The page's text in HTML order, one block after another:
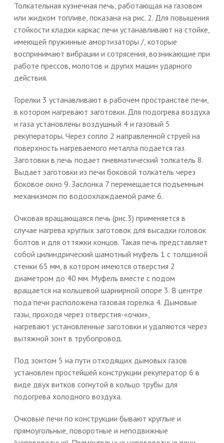
Толкательная кузнечная печь, работающая на газовом
или жидком топливе, показана на рис. 2. Для повышения
стойкости кладки каркас печи устанавливают на стойке,
имеющей пружинные амортизаторы /, которые
воспринимают вибрации и сотрясения, возникающие при
работе прессов, молотов и других машин ударного
действия.
Горелки 3 устанавливают в рабочем пространстве печи,
в котором нагревают заготовки. Для подогрева воздуха
и газа установлены воздушный 4 и газовый 5
рекуператоры. Через сопло 2 направленной струей на
поверхность нагреваемого металла подается газ.
Заготовки в печь подает пневматический толкатель 8.
Выдает заготовки из печи боковой толкатель через
боковое окно 9. Заслонка 7 перемещается подъемным
механизмом по водоохлаждаемой раме 6.
Очковая вращающаяся печь (рис.3) применяется в
случае нагрева круглых заготовок для высадки головок
болтов и для оттяжки концов. Такая печь представляет
собой цилиндрический шамотный муфель 1 с толщиной
стенки 65 мм, в котором имеются отверстия 2
диаметром до 40 мм. Муфель вместе с подом
вращается на кольцевой шарнирной опоре 3. В центре
пода печи расположена газовая горелка 4. Дымовые
газы, проходя через отверстия-«очки»,
нагревают установленные заготовки и удаляются через
вытяжной зонт в трубопровод.
Под зонтом 5 на пути отходящих дымовых газов
установлен простейшей конструкции рекуператор 6 в
виде двух витков согнутой в кольцо трубы для
подогрева холодного воздуха.
Очковые печи по конструкции бывают круглые и
прямоугольные, поворотные и неподвижные